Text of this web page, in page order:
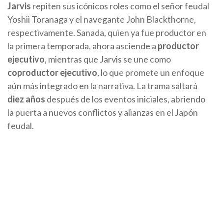
Jarvis repiten sus icónicos roles como el señor feudal
Yoshii Toranaga y el navegante John Blackthorne,
respectivamente. Sanada, quien ya fue productor en
la primera temporada, ahora asciende a productor
ejecutivo, mientras que Jarvis se une como
coproductor ejecutivo, lo que promete un enfoque
aún más integrado en la narrativa. La trama saltará
diez años después de los eventos iniciales, abriendo
la puerta a nuevos conflictos y alianzas en el Japón
feudal.